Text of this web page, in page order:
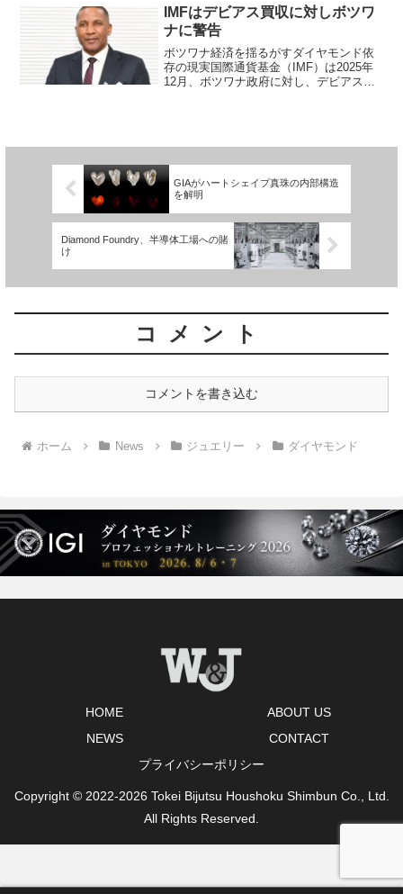
ントに着想を得た新作ハイジュエリ...
IMFはデビアス買収に対しボツワ
ナに警告
ボツワナ経済を揺るがすダイヤモンド依
存の現実国際通貨基金（IMF）は2025年
12月、ボツワナ政府に対し、デビアスへ
GIAがハートシェイプ真珠の内部構造
を解明
Diamond Foundry、半導体工場への賭
け
コメント
コメントを書き込む
ホーム News ジュエリー ダイヤモンド
HOME
ABOUT US
NEWS
CONTACT
プライバシーポリシー
Copyright © 2022-2026 Tokei Bijutsu Houshoku Shimbun Co., Ltd.
All Rights Reserved.